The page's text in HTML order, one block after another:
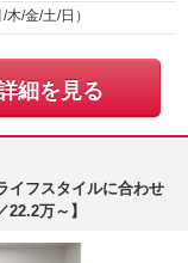
/金/土/日）
細を見る
フスタイルに合わせ
万～】